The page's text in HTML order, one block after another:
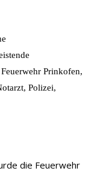
Prinkofen,
Polizei,
die Feuerwehr